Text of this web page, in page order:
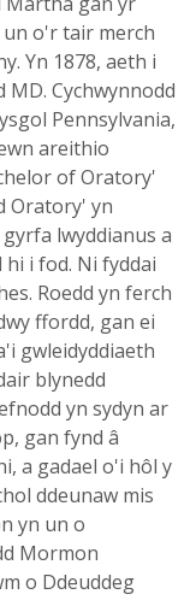
un o'r tair merch
Yn 1878, aeth i
Cychwynnodd
Pennsylvania,
areithio
of Oratory'
Oratory' yn
lwyddianus a
i fod. Ni fyddai
Roedd yn ferch
ffordd, gan ei
gwleidyddiaeth
blynedd
yn sydyn ar
gan fynd â
a gadael o'i hôl y
ddeunaw mis
yn un o
Mormon
o Ddeuddeg